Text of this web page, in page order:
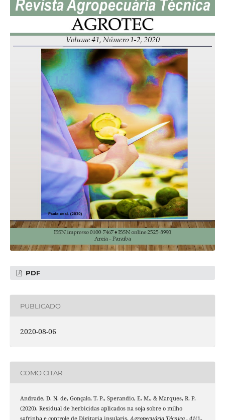
PDF
PUBLICADO
2020-08-06
COMO CITAR
Andrade, D. N. de, Gonçalo, T. P., Sperandio, E. M., & Marques, R. P.
(2020). Residual de herbicidas aplicados na soja sobre o milho